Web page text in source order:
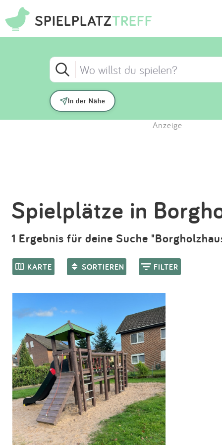
SPIELPLATZTREFF
In der Nähe
Anzeige
Spielplätze in
1 Ergebnis für deine Suche
KARTE SORTIEREN FILTER